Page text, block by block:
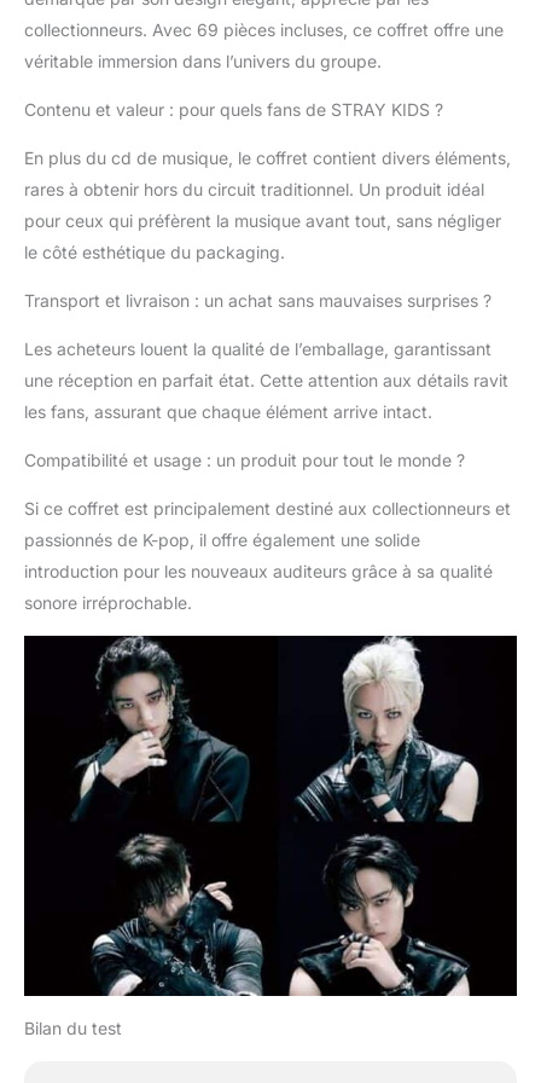
collectionneurs. Avec 69 pièces incluses, ce coffret offre une
véritable immersion dans l’univers du groupe.
Contenu et valeur : pour quels fans de STRAY KIDS ?
En plus du cd de musique, le coffret contient divers éléments,
rares à obtenir hors du circuit traditionnel. Un produit idéal
pour ceux qui préfèrent la musique avant tout, sans négliger
le côté esthétique du packaging.
Transport et livraison : un achat sans mauvaises surprises ?
Les acheteurs louent la qualité de l’emballage, garantissant
une réception en parfait état. Cette attention aux détails ravit
les fans, assurant que chaque élément arrive intact.
Compatibilité et usage : un produit pour tout le monde ?
Si ce coffret est principalement destiné aux collectionneurs et
passionnés de K-pop, il offre également une solide
introduction pour les nouveaux auditeurs grâce à sa qualité
sonore irréprochable.
Bilan du test